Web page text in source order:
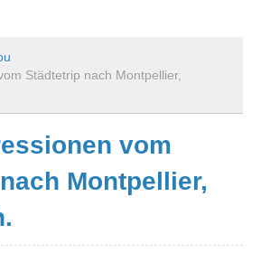
Städtetrip nach Montpellier,
vom
Montpellier,